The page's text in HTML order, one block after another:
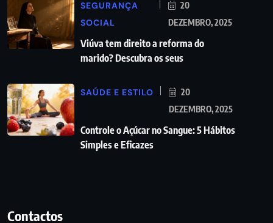
SEGURANÇA
SOCIAL
20
DEZEMBRO, 2025
Viúva tem direito a reforma do
marido? Descubra os seus
SAÚDE E ESTILO
20
DEZEMBRO, 2025
Controle o Açúcar no Sangue: 5 Hábitos
Simples e Eficazes
Contactos